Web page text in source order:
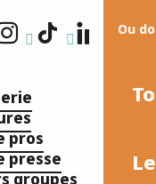
Ou
pros
presse
groupes